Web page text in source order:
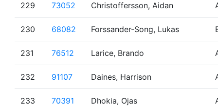
229 73052 Christoffersson, Aidan
230 68082 Forssander-Song, Lukas
231 76512 Larice, Brando
232 91107 Daines, Harrison
233 70391 Dhokia, Ojas